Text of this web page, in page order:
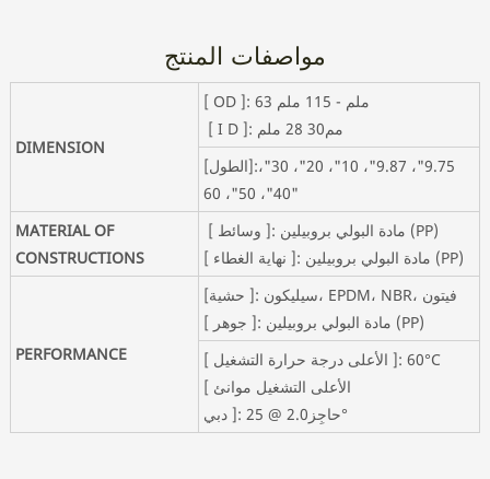
مواصفات المنتج
DIMENSION
[ OD ]: 63 ملم - 115 ملم
[ I D ]: مم28 30 ملم
[الطول]:9.75"، 9.87"، 10"، 20"، 30"،
40"، 50"، 60"
MATERIAL OF
CONSTRUCTIONS
[ وسائط ]: مادة البولي بروبيلين (PP)
[ نهاية الغطاء ]: مادة البولي بروبيلين (PP)
PERFORMANCE
[ جوهر ]: مادة البولي بروبيلين (PP)
[ الأعلى درجة حرارة التشغيل ]: 60°C
[ الأعلى التشغيل موانئ
دبي ]: حاجِز2.0 @ 25°